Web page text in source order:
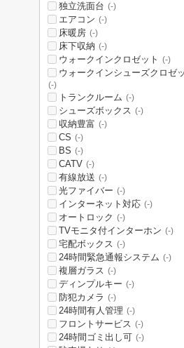
独立洗面台 (-)
エアコン (-)
床暖房 (-)
床下収納 (-)
ウォークインクロゼット (-)
ウォークインシューズクロゼ
(-)
トランクルーム (-)
シューズボックス (-)
収納豊富 (-)
CS (-)
BS (-)
CATV (-)
有線放送 (-)
光ファイバー (-)
インターネット対応 (-)
オートロック (-)
TVモニタ付インターホン (-)
宅配ボックス (-)
24時間緊急通報システム (-)
複層ガラス (-)
ディンプルキー (-)
防犯カメラ (-)
24時間有人管理 (-)
フロントサービス (-)
24時間ゴミ出し可 (-)